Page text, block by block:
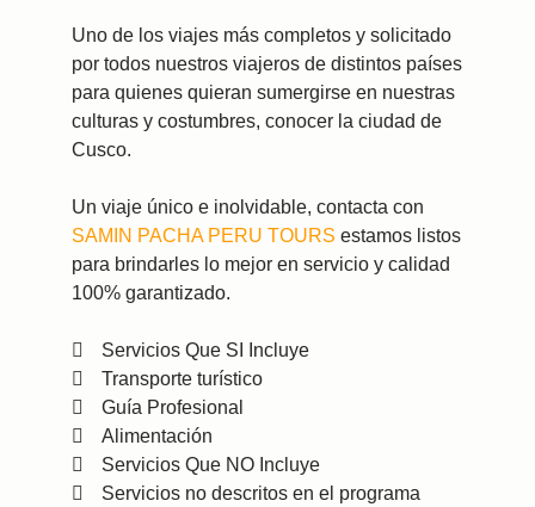
Uno de los viajes más completos y solicitado
por todos nuestros viajeros de distintos países
para quienes quieran sumergirse en nuestras
culturas y costumbres, conocer la ciudad de
Cusco.
Un viaje único e inolvidable, contacta con
SAMIN PACHA PERU TOURS estamos listos
para brindarles lo mejor en servicio y calidad
100% garantizado.
Servicios Que SI Incluye
Transporte turístico
Guía Profesional
Alimentación
Servicios Que NO Incluye
Servicios no descritos en el programa